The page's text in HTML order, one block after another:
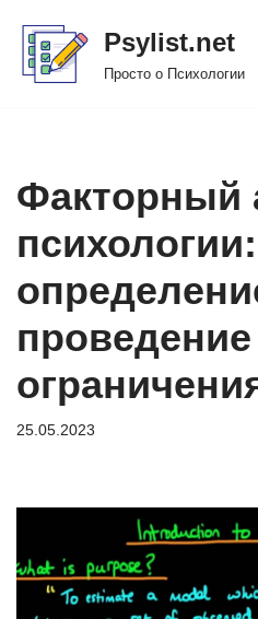
Перейти
Psylist.net
Просто о Психологии
Факторный
психологии:
25.05.2023